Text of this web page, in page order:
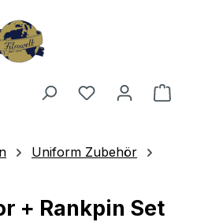
Du hast 0
Uniform Zubehör
+ Rankpin Set